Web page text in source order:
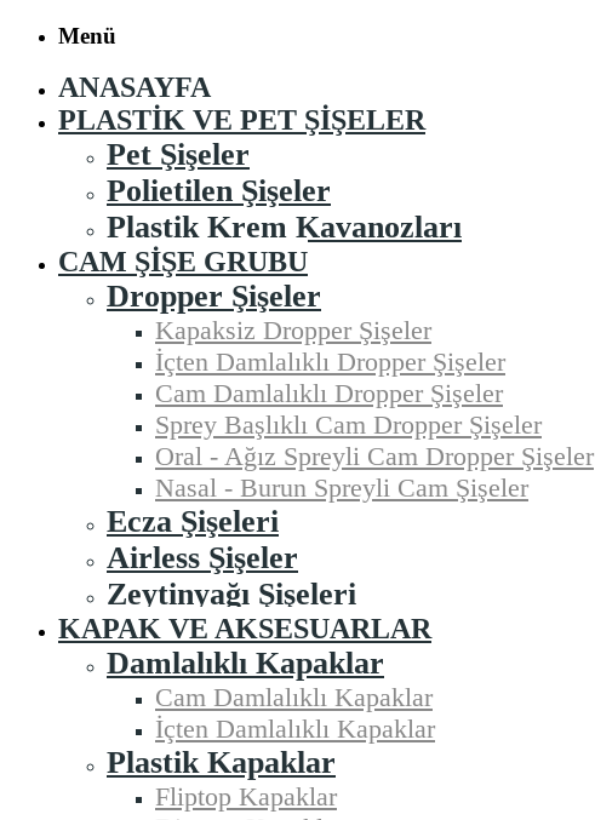
Menü
ANASAYFA
PLASTIK VE PET ŞIŞELER
Pet Şişeler
Polietilen Şişeler
Plastik Krem Kavanozları
CAM ŞIŞE GRUBU
Dropper Şişeler
Kapaksiz Dropper Şişeler
İçten Damlalıklı Dropper Şişeler
Cam Damlalıklı Dropper Şişeler
Sprey Başlıklı Cam Dropper Şişeler
Oral - Ağız Spreyli Cam Dropper Şişeler
Nasal - Burun Spreyli Cam Şişeler
Ecza Şişeleri
Airless Şişeler
Zeytinyağı Şişeleri
KAPAK VE AKSESUARLAR
Damlalıklı Kapaklar
Cam Damlalıklı Kapaklar
İçten Damlalıklı Kapaklar
Plastik Kapaklar
Fliptop Kapaklar